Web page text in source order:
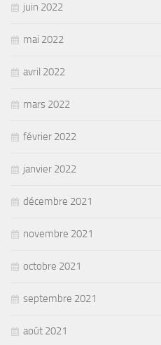
juin 2022
mai 2022
avril 2022
mars 2022
février 2022
janvier 2022
décembre 2021
novembre 2021
octobre 2021
septembre 2021
août 2021